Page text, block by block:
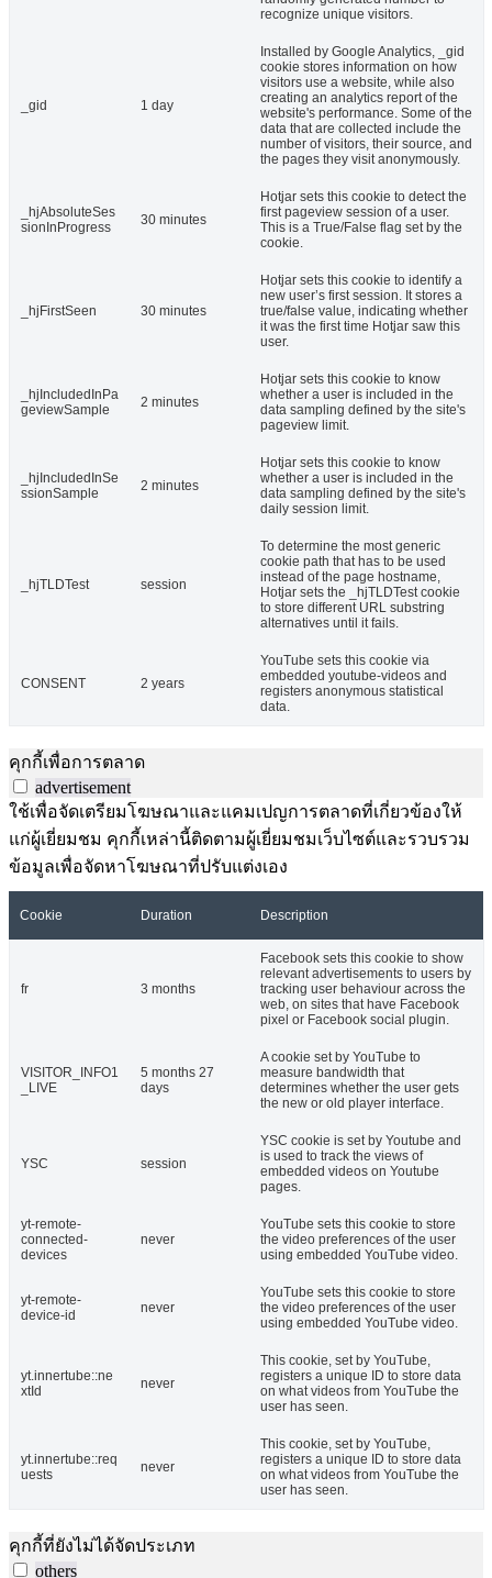
recognize unique visitors.
_gid 1 day
Installed by Google Analytics, _gid
cookie stores information on how
visitors use a website, while also
creating an analytics report of the
website's performance. Some of the
data that are collected include the
number of visitors, their source, and
the pages they visit anonymously.
_hjAbsoluteSes
sionInProgress
30 minutes
Hotjar sets this cookie to detect the
first pageview session of a user.
This is a True/False flag set by the
cookie.
_hjFirstSeen 30 minutes
Hotjar sets this cookie to identify a
new user’s first session. It stores a
true/false value, indicating whether
it was the first time Hotjar saw this
user.
_hjIncludedInPa
geviewSample
2 minutes
Hotjar sets this cookie to know
whether a user is included in the
data sampling defined by the site's
pageview limit.
_hjIncludedInSe
ssionSample
2 minutes
Hotjar sets this cookie to know
whether a user is included in the
data sampling defined by the site's
daily session limit.
_hjTLDTest session
To determine the most generic
cookie path that has to be used
instead of the page hostname,
Hotjar sets the _hjTLDTest cookie
to store different URL substring
alternatives until it fails.
CONSENT 2 years
YouTube sets this cookie via
embedded youtube-videos and
registers anonymous statistical
data.
คุกกี้เพื่อการตลาด
advertisement
ใช้เพื่อจัดเตรียมโฆษณาและแคมเปญการตลาดที่เกี่ยวข้องให้
แก่ผู้เยี่ยมชม คุกกี้เหล่านี้ติดตามผู้เยี่ยมชมเว็บไซต์และรวบรวม
ข้อมูลเพื่อจัดหาโฆษณาที่ปรับแต่งเอง
Cookie Duration Description
fr 3 months
Facebook sets this cookie to show
relevant advertisements to users by
tracking user behaviour across the
web, on sites that have Facebook
pixel or Facebook social plugin.
VISITOR_INFO1
_LIVE
5 months 27
days
A cookie set by YouTube to
measure bandwidth that
determines whether the user gets
the new or old player interface.
YSC session
YSC cookie is set by Youtube and
is used to track the views of
embedded videos on Youtube
pages.
yt-remote-
connected-
devices
never
YouTube sets this cookie to store
the video preferences of the user
using embedded YouTube video.
yt-remote-
device-id
never
YouTube sets this cookie to store
the video preferences of the user
using embedded YouTube video.
yt.innertube::ne
xtId
never
This cookie, set by YouTube,
registers a unique ID to store data
on what videos from YouTube the
user has seen.
yt.innertube::req
uests
never
This cookie, set by YouTube,
registers a unique ID to store data
on what videos from YouTube the
user has seen.
คุกกี้ที่ยังไม่ได้จัดประเภท
others